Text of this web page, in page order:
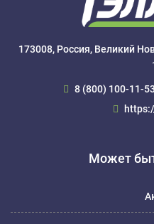
173008, Россия, Великий
8 (800) 100-11-53
Может